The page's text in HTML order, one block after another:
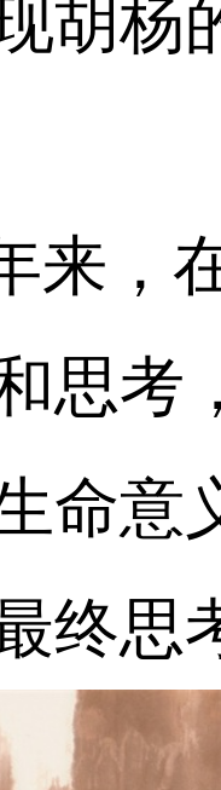
胡杨
，在
思考
命意
终思